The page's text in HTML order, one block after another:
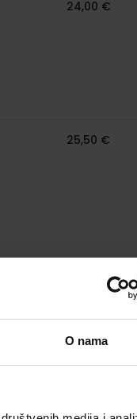
O nama
24,00 €
25,50 €